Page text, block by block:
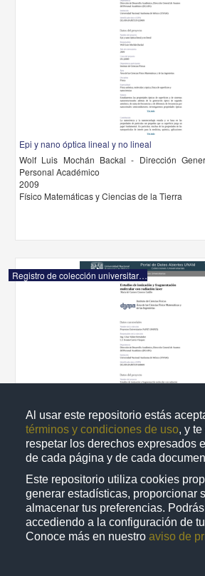
Al usar este repositorio estás
términos y condiciones de uso, y
respetar los derechos expresados
de cada página y de cada
Este repositorio utiliza cookies
generar estadísticas, proporcionar
almacenar tus preferencias.
accediendo a la configuración de
Conoce más en nuestro aviso de
Epi y nano óptica lineal y no lineal
Wolf Luis Mochán Backal - Dirección
Personal Académico
2009
Físico Matemáticas y Ciencias de la Tierra
Registro de colección universitaria
Estudios de ionización y fragmentación
láser
María del Carmen Cisneros Gudiño -
del Personal Académico
2009